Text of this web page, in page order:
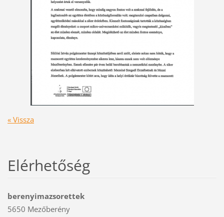
« Vissza
Elérhetőség
berenyimazsorettek
5650 Mezőberény